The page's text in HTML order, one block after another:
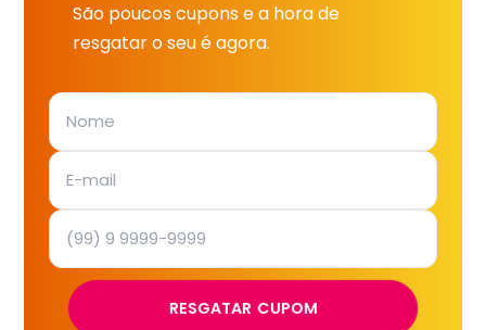
São poucos cupons e a hora de
resgatar o seu é agora.
RESGATAR CUPOM